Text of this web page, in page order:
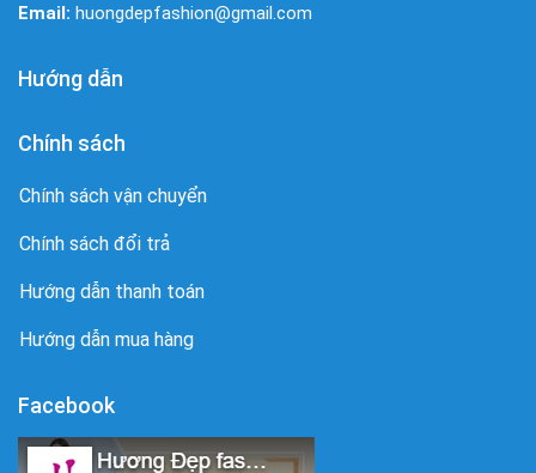
Email: huongdepfashion@gmail.com
Hướng dẫn
Chính sách
Chính sách vận chuyển
Chính sách đổi trả
Hướng dẫn thanh toán
Hướng dẫn mua hàng
Facebook